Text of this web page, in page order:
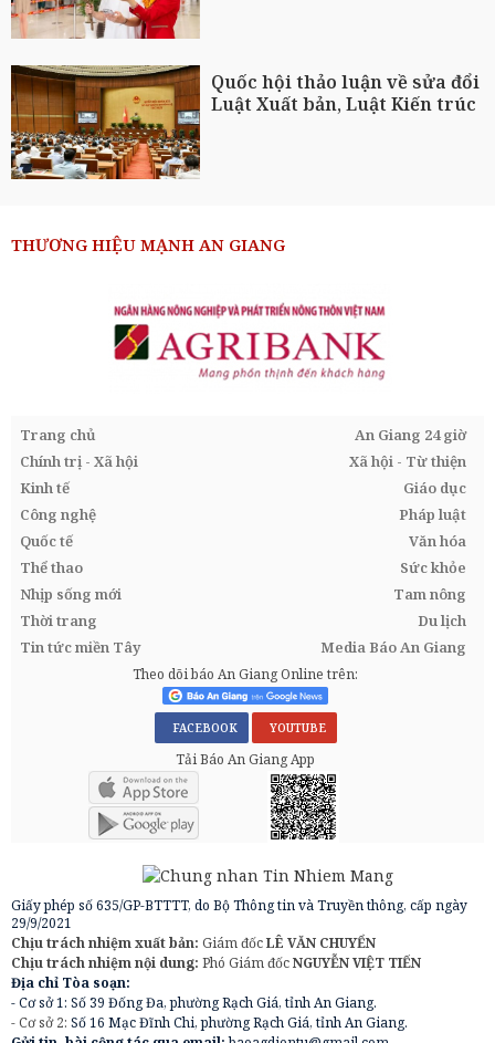
Quốc hội thảo luận về sửa đổi
Luật Xuất bản, Luật Kiến trúc
THƯƠNG HIỆU MẠNH AN GIANG
Trang chủ
An Giang 24 giờ
Chính trị - Xã hội
Xã hội - Từ thiện
Kinh tế
Giáo dục
Công nghệ
Pháp luật
Quốc tế
Văn hóa
Thể thao
Sức khỏe
Nhịp sống mới
Tam nông
Thời trang
Du lịch
Tin tức miền Tây
Media Báo An Giang
Theo dõi báo An Giang Online trên:
FACEBOOK YOUTUBE
Tải Báo An Giang App
Giấy phép số 635/GP-BTTTT, do Bộ Thông tin và Truyền thông, cấp ngày
29/9/2021
Chịu trách nhiệm xuất bản: Giám đốcLÊ VĂN CHUYỂN
Chịu trách nhiệm nội dung: Phó Giám đốcNGUYỄN VIỆT TIẾN
Địa chỉ Tòa soạn:
- Cơ sở 1: Số 39 Đống Đa, phường Rạch Giá, tỉnh An Giang.
- Cơ sở 2: Số 16 Mạc Đĩnh Chi, phường Rạch Giá, tỉnh An Giang.